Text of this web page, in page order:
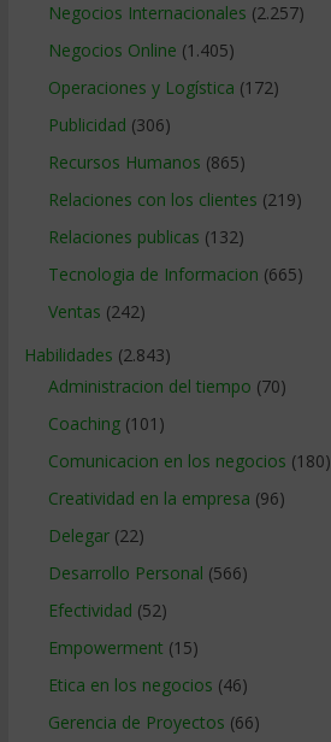
Negocios Internacionales (2.257)
Negocios Online (1.405)
Operaciones y Logística (172)
Publicidad (306)
Recursos Humanos (865)
Relaciones con los clientes (219)
Relaciones publicas (132)
Tecnologia de Informacion (665)
Ventas (242)
Habilidades (2.843)
Administracion del tiempo (70)
Coaching(101)
Comunicacion en los negocios (180)
Creatividad en la empresa (96)
Delegar(22)
Desarrollo Personal (566)
Efectividad (52)
Empowerment (15)
Etica en los negocios (46)
Gerencia de Proyectos (66)